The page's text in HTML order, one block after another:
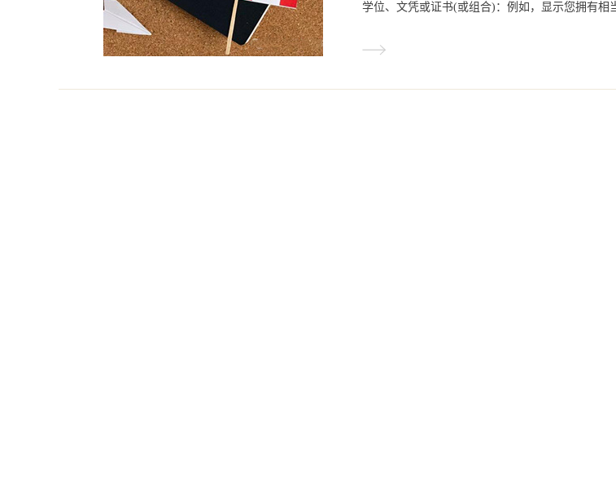
学位、文凭或证书(或组合)：例如，显示您拥有相
告获得更多的分数。